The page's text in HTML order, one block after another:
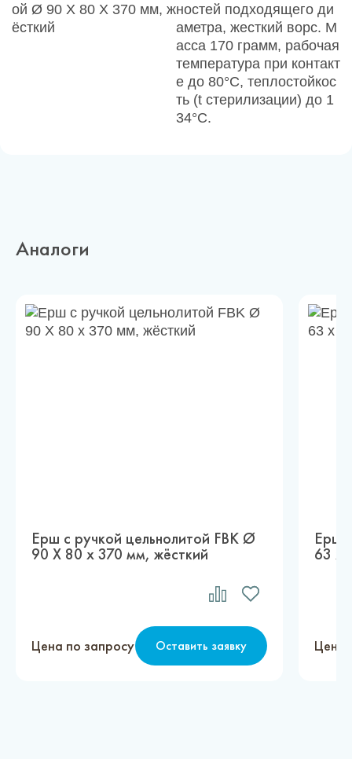
ой Ø 90 X 80 X 370 мм, ж
ёсткий
ностей подходящего ди
аметра, жесткий ворс. М
асса 170 грамм, рабочая
температура при контакт
е до 80°С, теплостойкос
ть (t стерилизации) до 1
34°С.
Аналоги
Ерш с ручкой цельнолитой FBK Ø
90 X 80 х 370 мм, жёсткий
Цена по запросу Оставить заявку
Ерш
63 х
Цена